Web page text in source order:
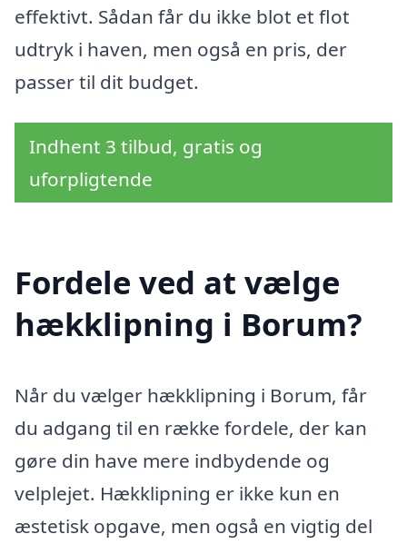
effektivt. Sådan får du ikke blot et flot
udtryk i haven, men også en pris, der
passer til dit budget.
Indhent 3 tilbud, gratis og
uforpligtende
Fordele ved at vælge
hækklipning i Borum?
Når du vælger hækklipning i Borum, får
du adgang til en række fordele, der kan
gøre din have mere indbydende og
velplejet. Hækklipning er ikke kun en
æstetisk opgave, men også en vigtig del